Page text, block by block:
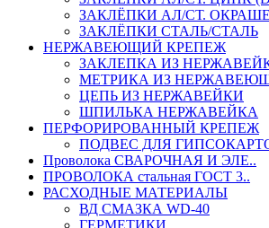
ЗАКЛЁПКИ АЛ/СТ.
ЗАКЛЁПКИ СТАЛЬ/СТАЛЬ
НЕРЖАВЕЮЩИЙ КРЕПЕЖ
ЗАКЛЕПКА ИЗ
МЕТРИКА ИЗ
ЦЕПЬ ИЗ НЕРЖАВЕЙКИ
ШПИЛЬКА НЕРЖАВЕЙКА
ПЕРФОРИРОВАННЫЙ КРЕПЕЖ
ПОДВЕС ДЛЯ
Проволока СВАРОЧНАЯ И ЭЛЕ..
ПРОВОЛОКА стальная ГОСТ 3..
РАСХОДНЫЕ МАТЕРИАЛЫ
ВД СМАЗКА WD-40
ГЕРМЕТИКИ